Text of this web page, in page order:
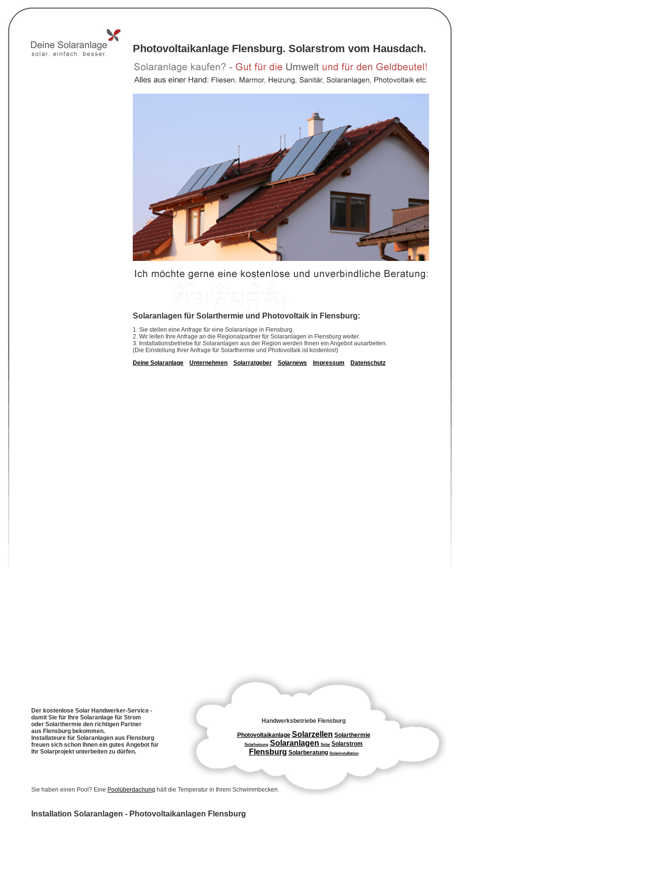
Photovoltaikanlage Flensburg. Solarstrom vom Hausdach.
Solaranlagen für Solarthermie und Photovoltaik in Flensburg:
1. Sie stellen eine Anfrage für eine Solaranlage in Flensburg.
2. Wir leiten Ihre Anfrage an die Regionalpartner für Solaranlagen in Flensburg weiter.
3. Installationsbetriebe für Solaranlagen aus der Region werden Ihnen ein Angebot ausarbeiten.
(Die Einstellung Ihrer Anfrage für Solarthermie und Photovoltaik ist kostenlos!)
Deine Solaranlage
Unternehmen Solarratgeber Solarnews Impressum Datenschutz
Der kostenlose Solar Handwerker-Service -
damit Sie für Ihre Solaranlage für Strom
oder Solarthermie den richtigen Partner
aus Flensburg bekommen.
Installateure für Solaranlagen aus Flensburg
freuen sich schon Ihnen ein gutes Angebot für
Ihr Solarprojekt unterbeiten zu dürfen.
Handwerksbetriebe Flensburg
Photovoltaikanlage Solarzellen Solarthermie
Solarheizung Solaranlagen Solar Solarstrom
Flensburg Solarberatung Solarinstallation
Sie haben einen Pool? Eine Poolüberdachung hält die Temperatur in Ihrem Schwimmbecken.
Installation Solaranlagen - Photovoltaikanlagen Flensburg